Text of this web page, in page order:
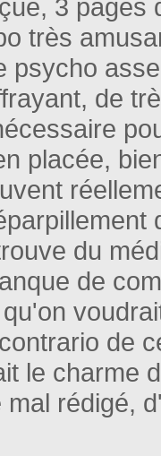
3 pages
très
psycho
de
placée,
du
de
de
le charme
rédigé,